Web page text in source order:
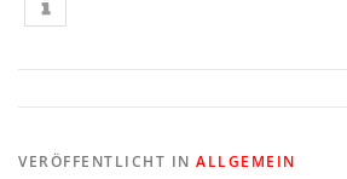
VERÖFFENTLICHT IN ALLGEMEIN